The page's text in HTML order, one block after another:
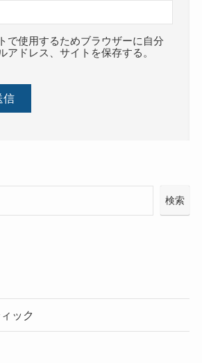
で使用するためブラウザーに自分
アドレス、サイトを保存する。
検索
ック